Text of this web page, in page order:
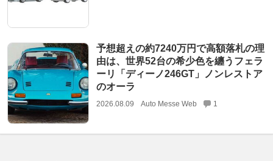
予想超えの約7240万円で高額落札の理
由は、世界52台の希少色を纏うフェラ
ーリ「ディーノ246GT」ノンレストア
のオーラ
2026.08.09 Auto Messe Web 1